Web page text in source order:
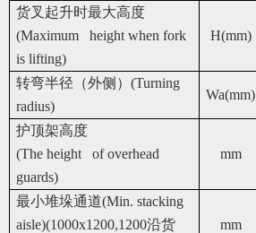
货叉起升时最大高度
(Maximum height when fork
is lifting)
H(mm)
转弯半径（外侧）(Turning
radius)
Wa(mm)
护顶架高度
(The height of overhead
guards)
mm
最小堆垛通道(Min. stacking
aisle)(1000x1200,1200沿货
mm